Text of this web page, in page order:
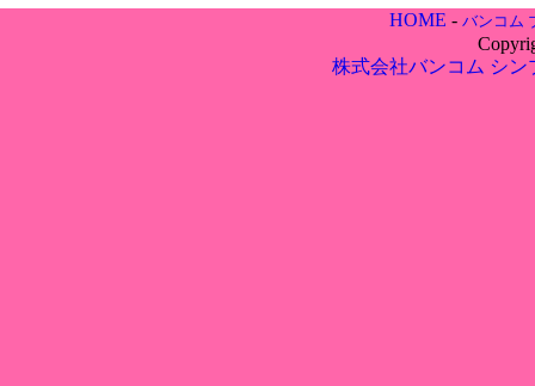
HOME - バンコム
株式会社バンコム シン